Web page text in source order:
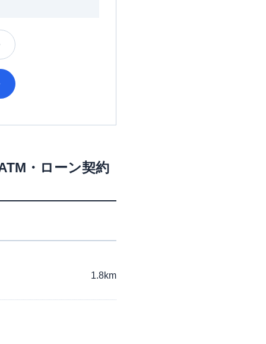
・ローン契約
1.8km